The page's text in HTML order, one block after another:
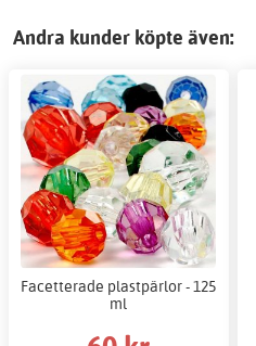
Andra kunder köpte även:
Facetterade plastpärlor - 125
ml